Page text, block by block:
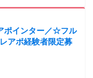
ポインター／☆フル
アポ経験者限定募